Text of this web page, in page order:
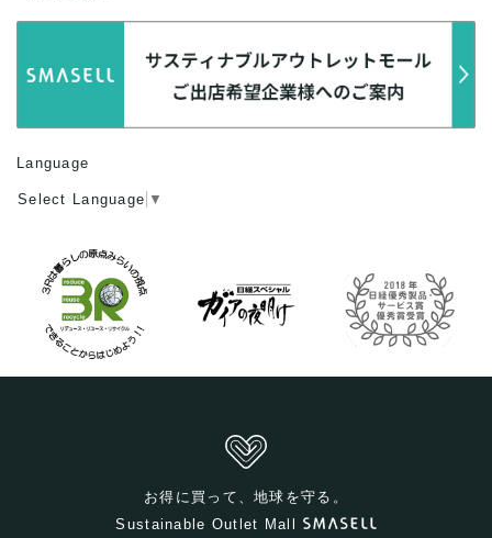
Language
Select Language ▼
お得に買って、地球を守る。
Sustainable Outlet Mall